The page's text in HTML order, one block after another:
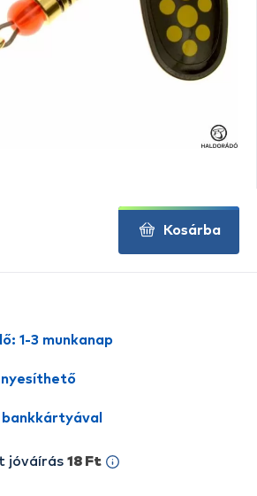
1-3 munkanap
jóváírás 18 Ft
Kosárba